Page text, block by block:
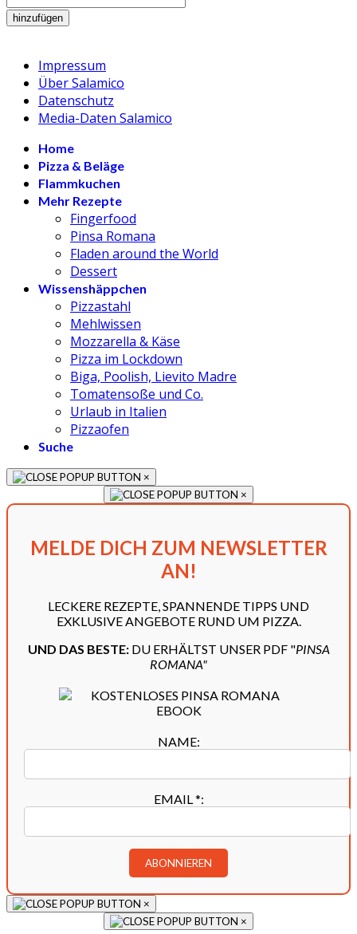
Impressum
Über Salamico
Datenschutz
Media-Daten Salamico
Home
Pizza & Beläge
Flammkuchen
Mehr Rezepte
Fingerfood
Pinsa Romana
Fladen around the World
Dessert
Wissenshäppchen
Pizzastahl
Mehlwissen
Mozzarella & Käse
Pizza im Lockdown
Biga, Poolish, Lievito Madre
Tomatensoße und Co.
Urlaub in Italien
Pizzaofen
Suche
×
×
MELDE DICH ZUM NEWSLETTER
AN!
LECKERE REZEPTE, SPANNENDE TIPPS UND
EXKLUSIVE ANGEBOTE RUND UM PIZZA.
UND DAS BESTE:DU ERHÄLTST UNSER PDF "PINSA
ROMANA"
NAME:
EMAIL*:
×
×